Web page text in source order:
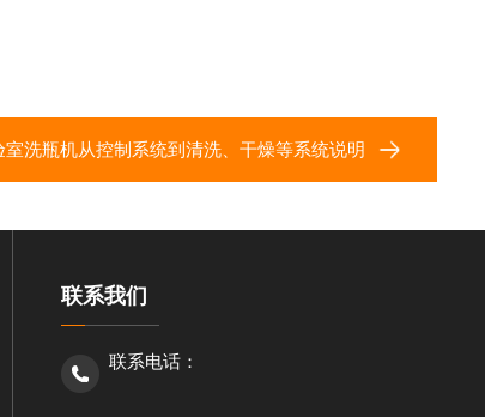
室洗瓶机从控制系统到清洗、干燥等系统说明
联系我们
联系电话：